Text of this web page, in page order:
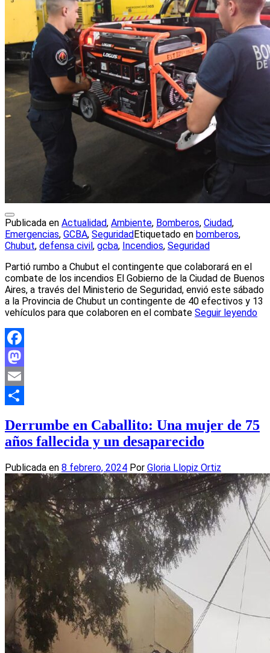
Publicada en Actualidad, Ambiente, Bomberos, Ciudad,
Emergencias, GCBA, Seguridad Etiquetado en bomberos,
Chubut, defensa civil , gcba, Incendios, Seguridad
Partió rumbo a Chubut el contingente que colaborará en el
combate de los incendios El Gobierno de la Ciudad de Buenos
Aires, a través del Ministerio de Seguridad, envió este sábado
a la Provincia de Chubut un contingente de 40 efectivos y 13
vehículos para que colaboren en el combate Seguir leyendo
Facebook
Mastodon
Email
Derrumbe en Caballito: Una mujer de 75
años fallecida y un desaparecido
Publicada en 8 febrero, 2024 Por Gloria Llopiz Ortiz